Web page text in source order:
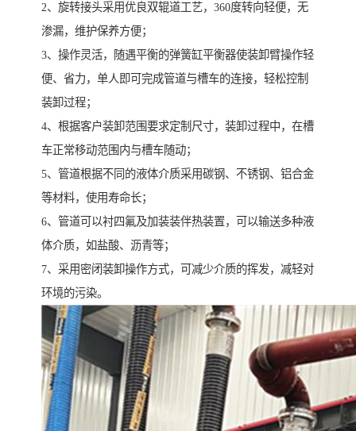
2、旋转接头采用优良双辊道工艺，360度转向轻便，无
渗漏，维护保养方便；
3、操作灵活，随遇平衡的弹簧缸平衡器使装卸臂操作轻
便、省力，单人即可完成管道与槽车的连接，轻松控制
装卸过程；
4、根据客户装卸范围要求定制尺寸，装卸过程中，在槽
车正常移动范围内与槽车随动；
5、管道根据不同的液体介质采用碳钢、不锈钢、铝合金
等材料，使用寿命长；
6、管道可以衬四氟及加装装伴热装置，可以输送多种液
体介质，如盐酸、沥青等；
7、采用密闭装卸操作方式，可减少介质的挥发，减轻对
环境的污染。